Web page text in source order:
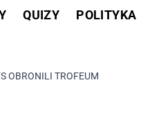
QUIZY POLITYKA
OBRONILI TROFEUM